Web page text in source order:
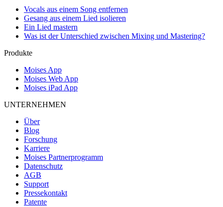
Vocals aus einem Song entfernen
Gesang aus einem Lied isolieren
Ein Lied mastern
Was ist der Unterschied zwischen Mixing und Mastering?
Produkte
Moises App
Moises Web App
Moises iPad App
UNTERNEHMEN
Über
Blog
Forschung
Karriere
Moises Partnerprogramm
Datenschutz
AGB
Support
Pressekontakt
Patente